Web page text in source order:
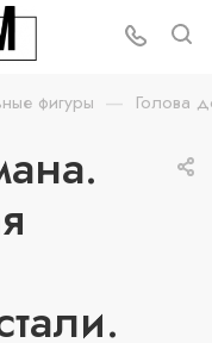
фигуры — Голова